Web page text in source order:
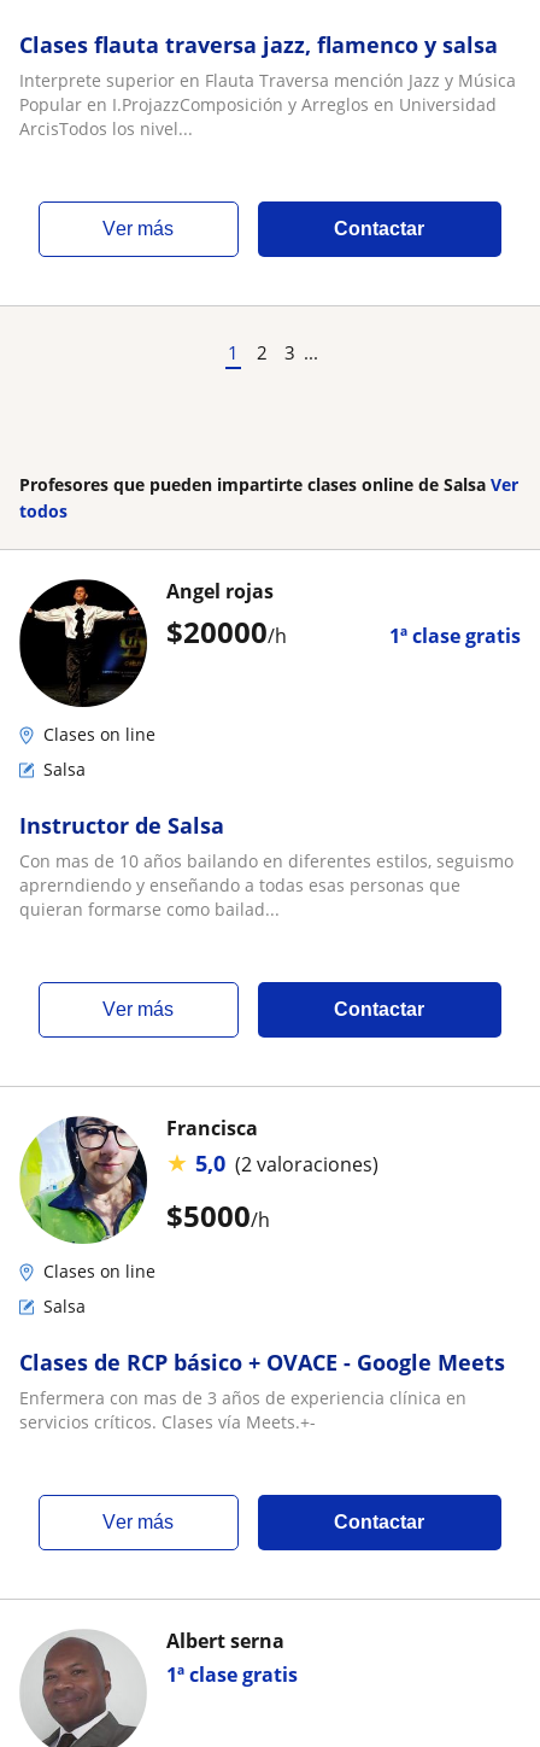
Clases flauta traversa jazz, flamenco y salsa
Interprete superior en Flauta Traversa mención Jazz y Música
Popular en I.ProjazzComposición y Arreglos en Universidad
ArcisTodos los nivel...
ver más Contactar
1 2 3 ...
Profesores que pueden impartirte clases online de Salsa Ver
todos
$20000/h 1ª clase gratis
Angel rojas
Clases on line
Salsa
Instructor de Salsa
Con mas de 10 años bailando en diferentes estilos, seguismo
aprerndiendo y enseñando a todas esas personas que
quieran formarse como bailad...
ver más Contactar
$5000/h
Francisca
★ 5,0 (2 valoraciones)
Clases on line
Salsa
Clases de RCP básico + OVACE - Google Meets
Enfermera con mas de 3 años de experiencia clínica en
servicios críticos. Clases vía Meets.+-
ver más Contactar
1ª clase gratis
Albert serna